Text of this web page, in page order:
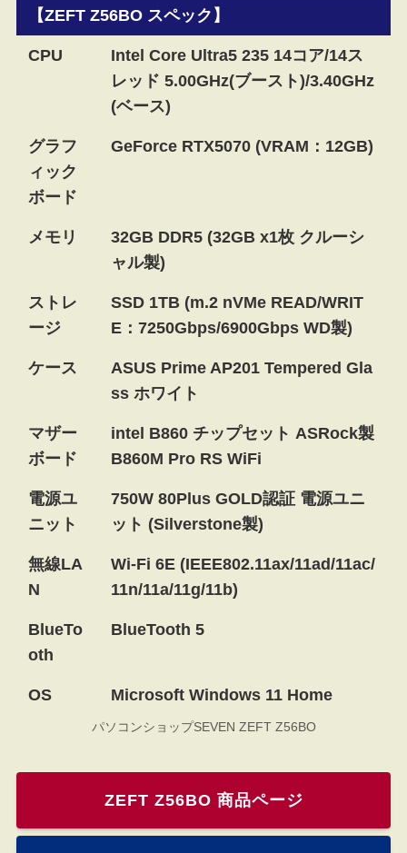
【ZEFT Z56BO スペック】
CPU
Intel Core Ultra5 235 14コア/14ス
レッド 5.00GHz(ブースト)/3.40GHz
(ベース)
グラフ
ィック
ボード
GeForce RTX5070 (VRAM：12GB)
メモリ
32GB DDR5 (32GB x1枚 クルーシ
ャル製)
ストレ
ージ
SSD 1TB (m.2 nVMe READ/WRIT
E：7250Gbps/6900Gbps WD製)
ケース
ASUS Prime AP201 Tempered Gla
ss ホワイト
マザー
ボード
intel B860 チップセット ASRock製
B860M Pro RS WiFi
電源ユ
ニット
750W 80Plus GOLD認証 電源ユニ
ット (Silverstone製)
無線LA
N
Wi-Fi 6E (IEEE802.11ax/11ad/11ac/
11n/11a/11g/11b)
BlueTo
oth
BlueTooth 5
OS Microsoft Windows 11 Home
パソコンショップSEVEN ZEFT Z56BO
ZEFT Z56BO 商品ページ